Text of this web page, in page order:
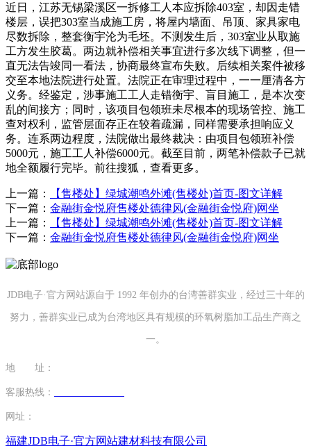
近日，江苏无锡梁溪区一拆修工人本应拆除403室，却因走错
楼层，误把303室当成施工房，将屋内墙面、吊顶、家具家电
尽数拆除，整套衡宇沦为毛坯。不测发生后，303室业从取施
工方发生胶葛。两边就补偿相关事宜进行多次线下调整，但一
直无法告竣同一看法，协商最终宣布失败。后续相关案件被移
交至本地法院进行处置。法院正在审理过程中，一一厘清各方
义务。经鉴定，涉事施工工人走错衡宇、盲目施工，是本次变
乱的间接方；同时，该项目包领班未尽根本的现场管控、施工
查对权利，监管层面存正在较着疏漏，同样需要承担响应义
务。连系两边程度，法院做出最终裁决：由项目包领班补偿
5000元，施工工人补偿6000元。截至目前，两笔补偿款子已就
地全额履行完毕。前往搜狐，查看更多。
上一篇：
【售楼处】绿城潮鸣外滩(售楼处)首页-图文详解
下一篇： 金融街金悦府售楼处德律风(金融街金悦府)网坐
上一篇：
【售楼处】绿城潮鸣外滩(售楼处)首页-图文详解
下一篇： 金融街金悦府售楼处德律风(金融街金悦府)网坐
JDB电子·官方网站源自于 1992 年创办的台湾善群实业，经过三十年的
努力，善群实业已成为台湾地区具有规模的环氧树脂加工品生产商之
一。
地 址：
客服热线：
网址：
福建JDB电子·官方网站建材科技有限公司